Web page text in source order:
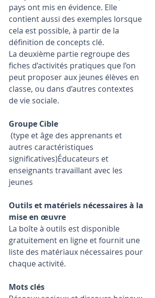
pays ont mis en évidence. Elle
contient aussi des exemples lorsque
cela est possible, à partir de la
définition de concepts clé.
La deuxième partie regroupe des
fiches d’activités pratiques que l’on
peut proposer aux jeunes élèves en
classe, ou dans d’autres contextes
de vie sociale.
Groupe Cible
(type et âge des apprenants et
autres caractéristiques
significatives)Éducateurs et
enseignants travaillant avec les
jeunes
Outils et matériels nécessaires à la
mise en œuvre
La boîte à outils est disponible
gratuitement en ligne et fournit une
liste des matériaux nécessaires pour
chaque activité.
Mots clés